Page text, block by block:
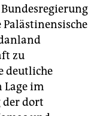
zu
deutliche
Lage im
der dort